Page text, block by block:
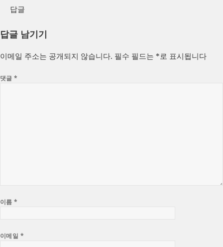
답글
답글 남기기
이메일 주소는 공개되지 않습니다. 필수 필드는 *로 표시됩니다
댓글*
이름*
이메일 *